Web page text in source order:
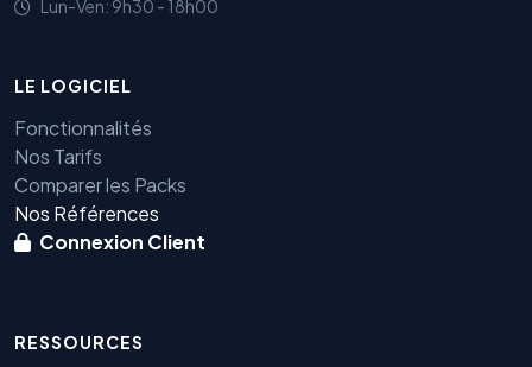
Lun-Ven: 9h30 - 18h00
LE LOGICIEL
Fonctionnalités
Nos Tarifs
Comparer les Packs
Nos Références
Connexion Client
RESSOURCES